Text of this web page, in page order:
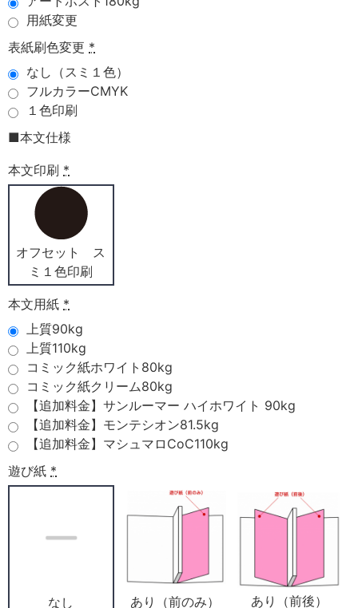
用紙変更
表紙刷色変更 *
なし（スミ１色）
フルカラーCMYK
１色印刷
■本文仕様
本文印刷 *
オフセット ス
ミ１色印刷
本文用紙 *
上質90kg
上質110kg
コミック紙ホワイト80kg
コミック紙クリーム80kg
【追加料金】サンルーマー ハイホワイト 90kg
【追加料金】モンテシオン81.5kg
【追加料金】マシュマロCoC110kg
遊び紙 *
なし あり（前のみ） あり（前後）